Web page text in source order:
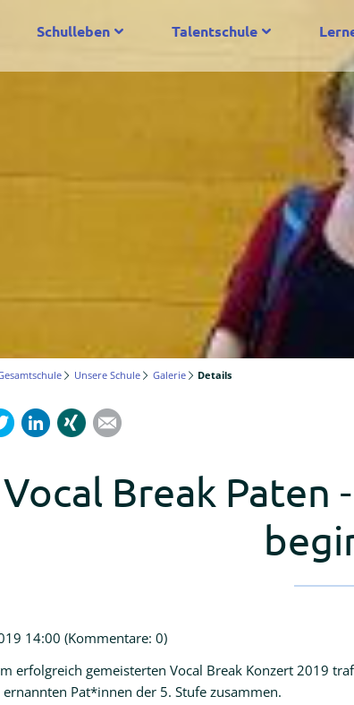
Schulleben Talentschule
Unsere Schule Galerie Details
TwitterLinkedInXing
Vocal Break Paten
14:00 (Kommentare: 0)
erfolgreich gemeisterten Vocal Break Konzert 2019
Pat*innen der 5. Stufe zusammen.